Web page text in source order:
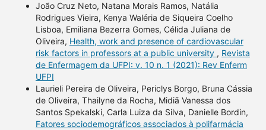
João Cruz Neto, Natana Morais Ramos, Natália
Rodrigues Vieira, Kenya Waléria de Siqueira Coelho
Lisboa, Emiliana Bezerra Gomes, Célida Juliana de
Oliveira, Health, work and presence of cardiovascular
risk factors in professors at a public university , Revista
de Enfermagem da UFPI: v. 10 n. 1 (2021): Rev Enferm
UFPI
Laurieli Pereira de Oliveira, Periclys Borgo, Bruna Cássia
de Oliveira, Thailyne da Rocha, Midiã Vanessa dos
Santos Spekalski, Carla Luiza da Silva, Danielle Bordin,
Fatores sociodemográficos associados à polifarmácia